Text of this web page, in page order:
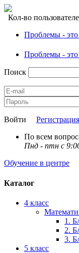
Кол-во
Проблемы -
Проблемы -
Поиск
Войти Регистрация
По всем
Пнд - птн с
Обучение в центре
Каталог
4 класс
1.
2.
3.
5 класс